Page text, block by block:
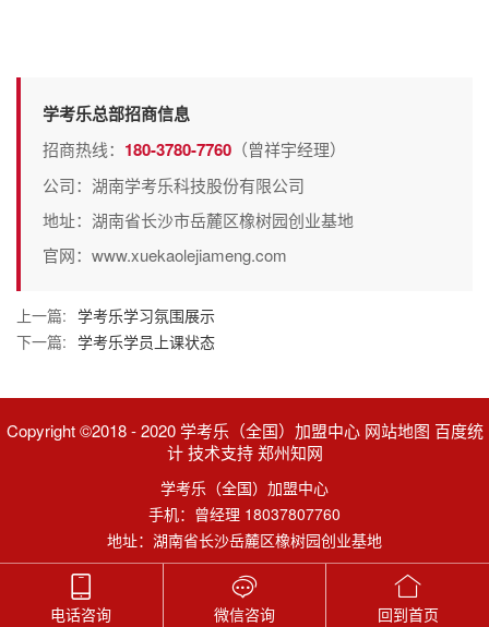
学考乐总部招商信息
招商热线： 180-3780-7760 （曾祥宇经理）
公司：湖南学考乐科技股份有限公司
地址：湖南省长沙市岳麓区橡树园创业基地
官网：www.xuekaolejiameng.com
上一篇: 学考乐学习氛围展示
下一篇: 学考乐学员上课状态
Copyright ©2018 - 2020 学考乐（全国）加盟中心 网站地图 百度统
计 技术支持 郑州知网
学考乐（全国）加盟中心
手机：曾经理 18037807760
地址：湖南省长沙岳麓区橡树园创业基地
电话咨询 微信咨询 回到首页